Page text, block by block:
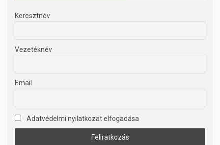
Keresztnév
Vezetéknév
Email
Adatvédelmi nyilatkozat elfogadása